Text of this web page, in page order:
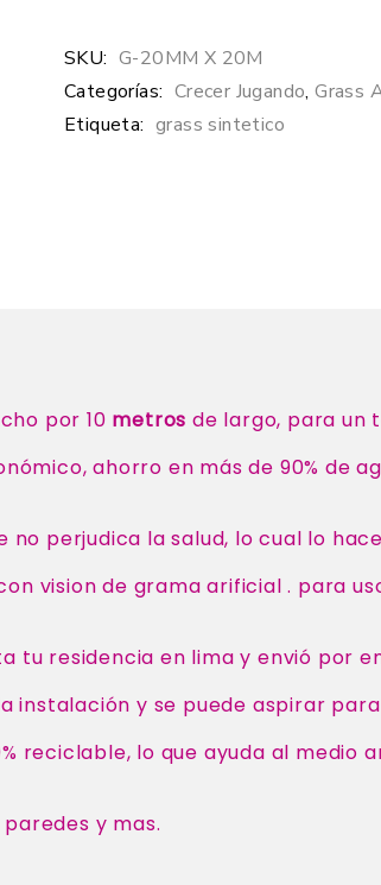
SKU: G-20MM X 20M
Categorías: Crecer Jugando,Grass
Etiqueta: grass sintetico
por 10 metros de largo, para un
ahorro en más de 90% de
no perjudica la salud, lo cual lo
vision de grama arificial . para
tu residencia en lima y envió por
instalación y se puede aspirar
reciclable, lo que ayuda al
paredes y mas.